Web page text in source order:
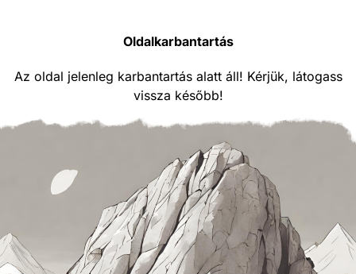
Oldalkarbantartás
Az oldal jelenleg karbantartás alatt áll! Kérjük, látogass
vissza később!